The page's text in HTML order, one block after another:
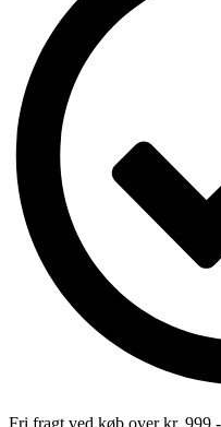
Fri fragt ved køb over kr. 999.-